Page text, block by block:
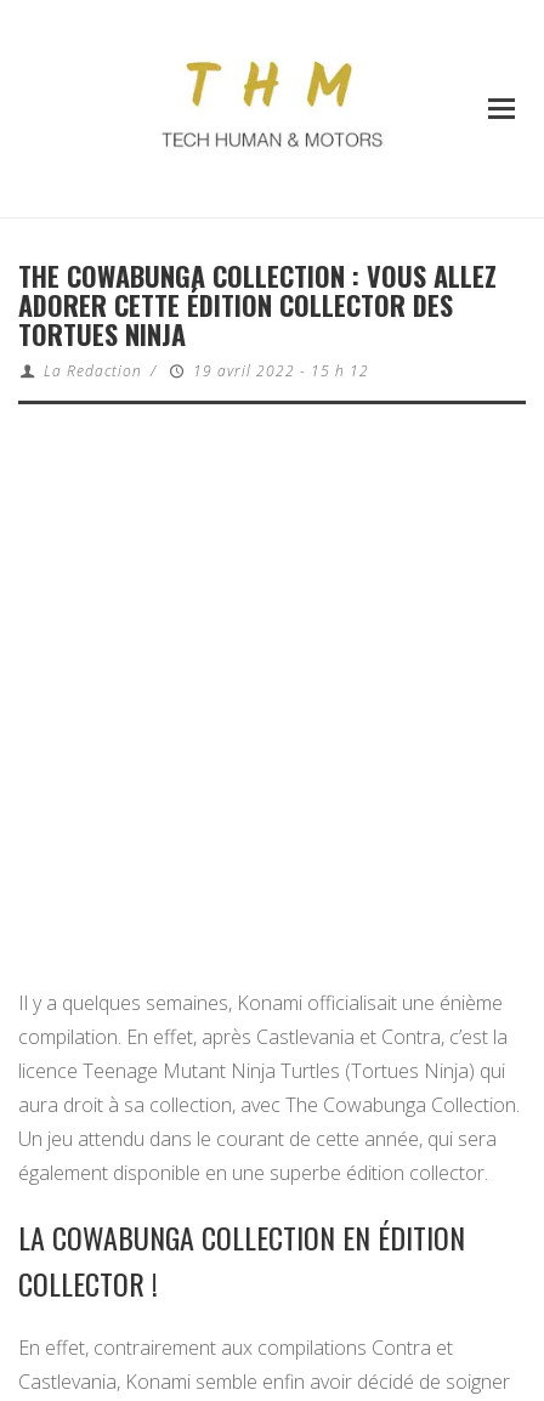
THE COWABUNGA COLLECTION : VOUS ALLEZ
ADORER CETTE ÉDITION COLLECTOR DES
TORTUES NINJA
La Redaction / 19 avril 2022 - 15 h 12
Il y a quelques semaines, Konami officialisait une énième
compilation. En effet, après Castlevania et Contra, c’est la
licence Teenage Mutant Ninja Turtles (Tortues Ninja) qui
aura droit à sa collection, avec The Cowabunga Collection.
Un jeu attendu dans le courant de cette année, qui sera
également disponible en une superbe édition collector.
LA COWABUNGA COLLECTION EN ÉDITION
COLLECTOR !
En effet, contrairement aux compilations Contra et
Castlevania, Konami semble enfin avoir décidé de soigner